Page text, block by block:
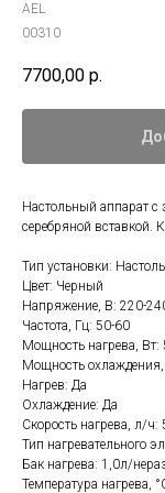
AEL
00310
7700,00 р.
Настольный аппарат
серебряной вставкой.
Тип установки:
Цвет: Черный
Напряжение, В: 220-
Частота, Гц: 50-60
Мощность нагрева, Вт:
Мощность
Нагрев: Да
Охлаждение: Да
Скорость нагрева, л/ч:
Тип нагревательного
Бак нагрева: 1,0л/
Температура нагрева,